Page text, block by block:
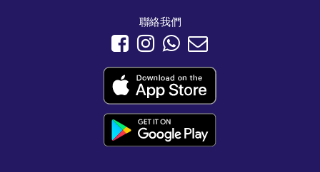
聯絡我們